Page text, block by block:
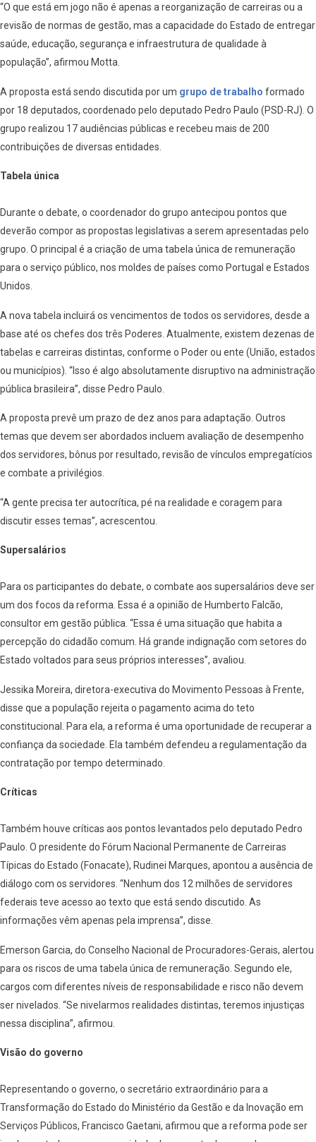
“O que está em jogo não é apenas a reorganização de carreiras ou a
revisão de normas de gestão, mas a capacidade do Estado de entregar
saúde, educação, segurança e infraestrutura de qualidade à
população”, afirmou Motta.
A proposta está sendo discutida por um grupo de trabalho formado
por 18 deputados, coordenado pelo deputado Pedro Paulo (PSD-RJ). O
grupo realizou 17 audiências públicas e recebeu mais de 200
contribuições de diversas entidades.
Tabela única
Durante o debate, o coordenador do grupo antecipou pontos que
deverão compor as propostas legislativas a serem apresentadas pelo
grupo. O principal é a criação de uma tabela única de remuneração
para o serviço público, nos moldes de países como Portugal e Estados
Unidos.
A nova tabela incluirá os vencimentos de todos os servidores, desde a
base até os chefes dos três Poderes. Atualmente, existem dezenas de
tabelas e carreiras distintas, conforme o Poder ou ente (União, estados
ou municípios). “Isso é algo absolutamente disruptivo na administração
pública brasileira”, disse Pedro Paulo.
A proposta prevê um prazo de dez anos para adaptação. Outros
temas que devem ser abordados incluem avaliação de desempenho
dos servidores, bônus por resultado, revisão de vínculos empregatícios
e combate a privilégios.
“A gente precisa ter autocrítica, pé na realidade e coragem para
discutir esses temas”, acrescentou.
Supersalários
Para os participantes do debate, o combate aos supersalários deve ser
um dos focos da reforma. Essa é a opinião de Humberto Falcão,
consultor em gestão pública. “Essa é uma situação que habita a
percepção do cidadão comum. Há grande indignação com setores do
Estado voltados para seus próprios interesses”, avaliou.
Jessika Moreira, diretora-executiva do Movimento Pessoas à Frente,
disse que a população rejeita o pagamento acima do teto
constitucional. Para ela, a reforma é uma oportunidade de recuperar a
confiança da sociedade. Ela também defendeu a regulamentação da
contratação por tempo determinado.
Críticas
Também houve críticas aos pontos levantados pelo deputado Pedro
Paulo. O presidente do Fórum Nacional Permanente de Carreiras
Típicas do Estado (Fonacate), Rudinei Marques, apontou a ausência de
diálogo com os servidores. “Nenhum dos 12 milhões de servidores
federais teve acesso ao texto que está sendo discutido. As
informações vêm apenas pela imprensa”, disse.
Emerson Garcia, do Conselho Nacional de Procuradores-Gerais, alertou
para os riscos de uma tabela única de remuneração. Segundo ele,
cargos com diferentes níveis de responsabilidade e risco não devem
ser nivelados. “Se nivelarmos realidades distintas, teremos injustiças
nessa disciplina”, afirmou.
Visão do governo
Representando o governo, o secretário extraordinário para a
Transformação do Estado do Ministério da Gestão e da Inovação em
Serviços Públicos, Francisco Gaetani, afirmou que a reforma pode ser